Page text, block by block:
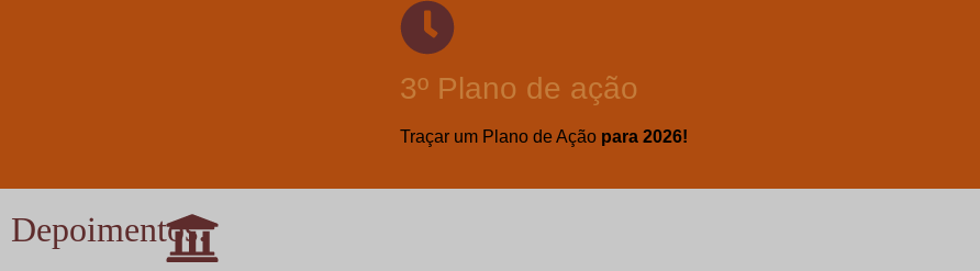
3º Plano de ação
Traçar um Plano de Ação para 2026!
Depoimentos: